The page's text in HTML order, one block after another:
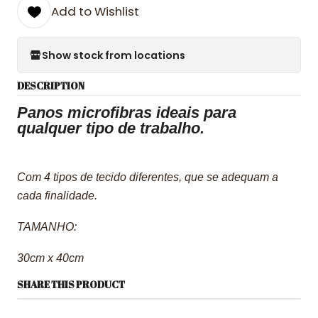
Add to Wishlist
Show stock from locations
DESCRIPTION
Panos microfibras ideais para
qualquer tipo de trabalho.
Com 4 tipos de tecido diferentes, que se adequam a
cada finalidade.
TAMANHO:
30cm x 40cm
SHARE THIS PRODUCT